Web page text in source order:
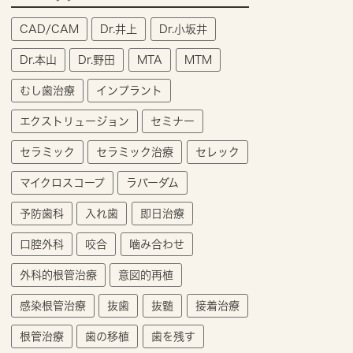
CAD/CAM Dr.井上 Dr.小坂井
Dr.本山 Dr.野田 MTA MTM
むし歯治療 インプラント
エクストリュージョン セミナー
セラミック セラミック治療 セレック
マイクロスコープ ラバーダム
予防歯科 入れ歯 即日治療
口腔外科 咬合 噛み合わせ
外科的根管治療 意図的再植
感染根管治療 抜歯 抜髄 接着治療
根管治療 歯の移植 歯を残す